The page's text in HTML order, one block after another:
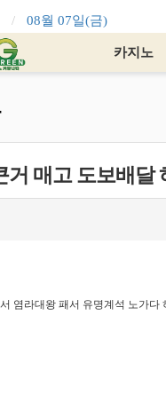
08월 07일(금)
카지노
거 매고 도보배달
염라대왕 패서 유명계석 노가다